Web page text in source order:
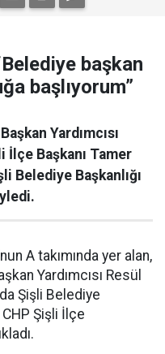
başkan
başlıyorum”
Yardımcısı
İlçe Başkanı Tamer
Belediye Başkanlığı
A takımında yer alan,
Yardımcısı Resül
Şişli Belediye
Şişli İlçe